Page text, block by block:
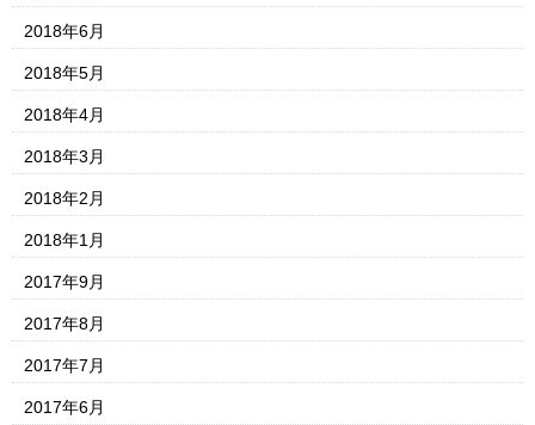
2018年6月
2018年5月
2018年4月
2018年3月
2018年2月
2018年1月
2017年9月
2017年8月
2017年7月
2017年6月